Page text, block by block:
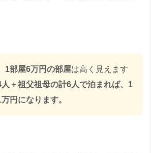
1部屋6万円の部屋は高く見えます
人＋祖父祖母の計6人で泊まれば、1
円になります。